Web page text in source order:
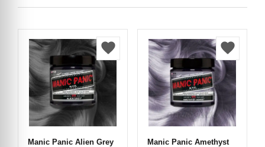
Manic Panic Alien Grey
Manic Panic Amethyst